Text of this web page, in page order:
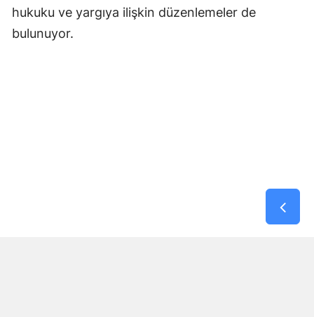
hukuku ve yargıya ilişkin düzenlemeler de
bulunuyor.